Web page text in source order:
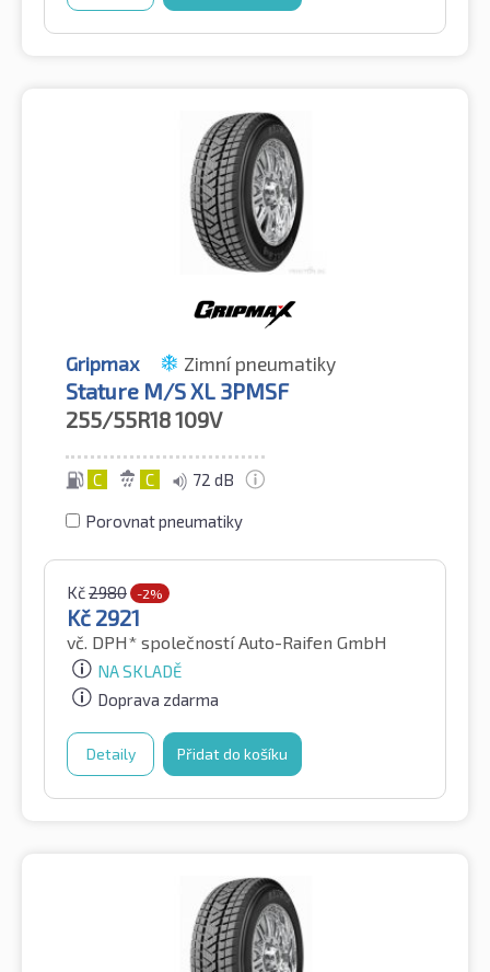
Gripmax Zimní pneumatiky
Stature M/S XL 3PMSF
255/55R18109V
C C 72 dB
Porovnat pneumatiky
Kč2980 -2%
Kč 2921
vč. DPH* společností Auto-Raifen GmbH
NA SKLADĚ
Doprava zdarma
Detaily Přidat do košíku